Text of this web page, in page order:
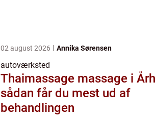
02 august 2026 Annika Sørensen
autoværksted
Thaimassage massage i
sådan får du mest ud af
behandlingen